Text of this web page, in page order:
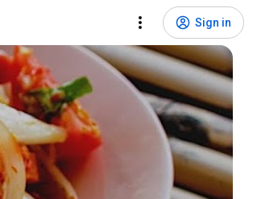
Sign in